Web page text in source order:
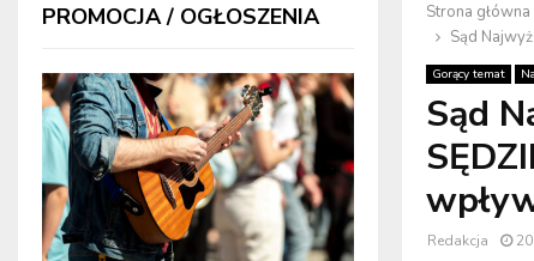
Strona główna
Sąd
Gorący temat
Sąd
Redakcja
PROMOCJA / OGŁOSZENIA